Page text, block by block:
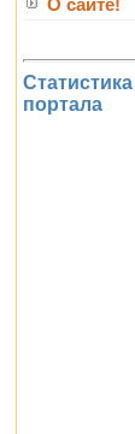
О сайте!
Статистика
портала